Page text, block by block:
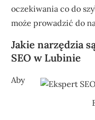
oczekiwania co do
może prowadzić do
Jakie narzędzia
SEO w Lubinie
Aby